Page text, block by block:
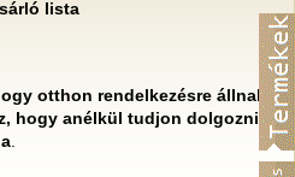
lista
otthon rendelkezésre állnak
hogy anélkül tudjon dolgozni,